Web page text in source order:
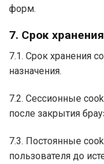
форм.
7. Срок
7.1. Срок хранения
назначения.
7.2. Сессионные
после закрытия
7.3. Постоянные
пользователя до